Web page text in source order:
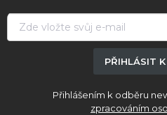
PŘIHLÁSIT
Přihlášením k odběru
zpracováním